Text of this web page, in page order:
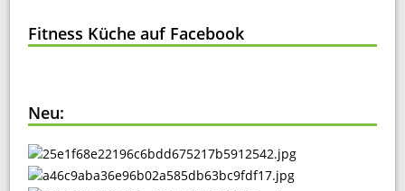
Fitness Küche auf Facebook
Neu: